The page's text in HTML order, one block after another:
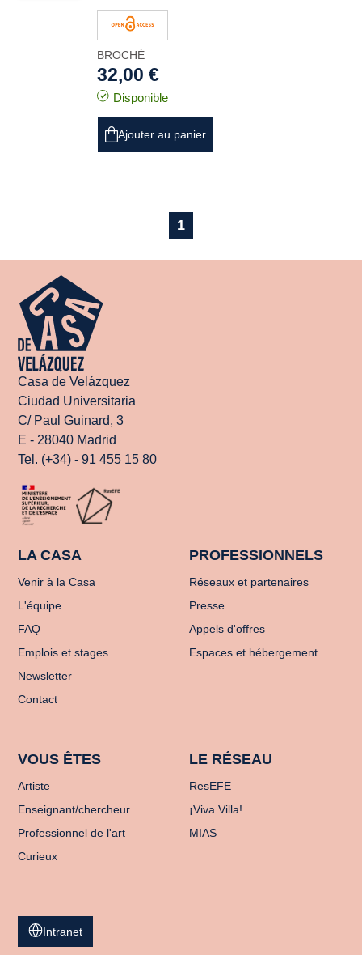
BROCHÉ
32,00 €
Disponible
Ajouter au panier
1
Casa de Velázquez
Ciudad Universitaria
C/ Paul Guinard, 3
E - 28040 Madrid
Tel. (+34) - 91 455 15 80
LA CASA
Venir à la Casa
L'équipe
FAQ
Emplois et stages
Newsletter
Contact
PROFESSIONNELS
Réseaux et partenaires
Presse
Appels d'offres
Espaces et hébergement
VOUS ÊTES
Artiste
Enseignant/chercheur
Professionnel de l'art
Curieux
LE RÉSEAU
ResEFE
¡Viva Villa!
MIAS
Intranet